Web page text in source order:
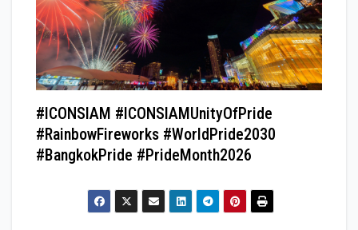
#ICONSIAM #ICONSIAMUnityOfPride
#RainbowFireworks #WorldPride2030
#BangkokPride #PrideMonth2026